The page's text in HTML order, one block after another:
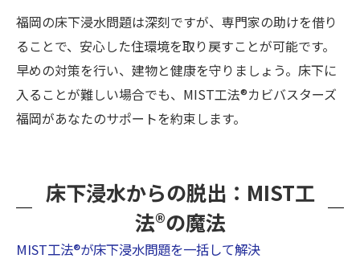
福岡の床下浸水問題は深刻ですが、専門家の助けを借り
ることで、安心した住環境を取り戻すことが可能です。
早めの対策を行い、建物と健康を守りましょう。床下に
入ることが難しい場合でも、MIST工法®カビバスターズ
福岡があなたのサポートを約束します。
床下浸水からの脱出：MIST工
法®の魔法
MIST工法®が床下浸水問題を一括して解決